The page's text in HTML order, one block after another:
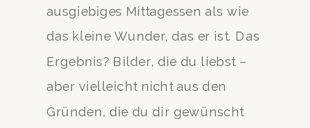
ausgiebiges Mittagessen als wie
das kleine Wunder, das er ist. Das
Ergebnis? Bilder, die du liebst –
aber vielleicht nicht aus den
Gründen, die du dir gewünscht